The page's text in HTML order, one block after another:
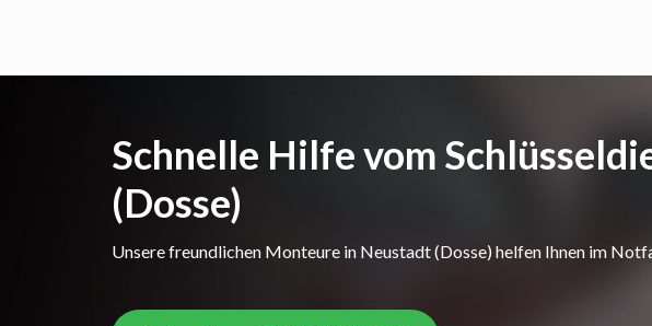
Schnelle Hilfe vom
(Dosse)
Unsere freundlichen Monteure in Neustadt (Dosse) helfen Ihnen im